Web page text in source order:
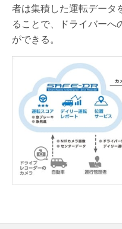
者は集積した運転データ
ることで、ドライバーへ
ができる。